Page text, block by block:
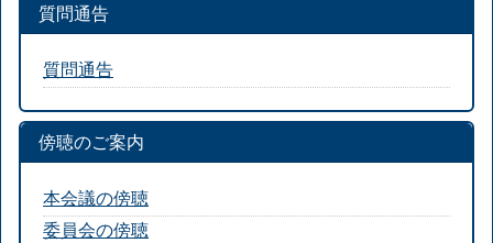
質問通告
質問通告
傍聴のご案内
本会議の傍聴
委員会の傍聴